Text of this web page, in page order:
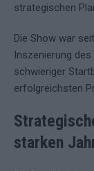
strategischen
Die Show war
Inszenierung
schwieriger
erfolgreichsten
starken